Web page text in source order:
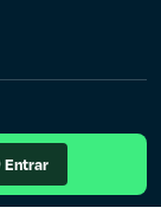
Entrar